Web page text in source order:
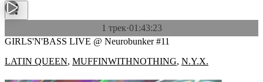
1 трек·01:43:23
GIRLS'N'BASS LIVE @ Neurobunker #11
LATIN QUEEN, MUFFINWITHNOTHING, N.Y.X.